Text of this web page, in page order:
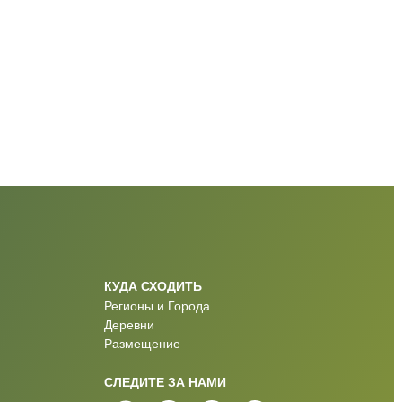
КУДА СХОДИТЬ
Регионы и Города
Деревни
Размещение
СЛЕДИТЕ ЗА НАМИ